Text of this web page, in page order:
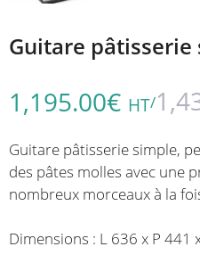
Guitare pâtisserie
1,195.00€ HT/
Guitare pâtisserie simple,
des pâtes molles avec une
nombreux morceaux à la
Dimensions : L 636 x P 441